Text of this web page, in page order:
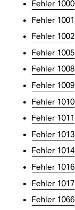
Fehler 1000
Fehler 1001
Fehler 1002
Fehler 1005
Fehler 1008
Fehler 1009
Fehler 1010
Fehler 1011
Fehler 1013
Fehler 1014
Fehler 1016
Fehler 1017
Fehler 1066